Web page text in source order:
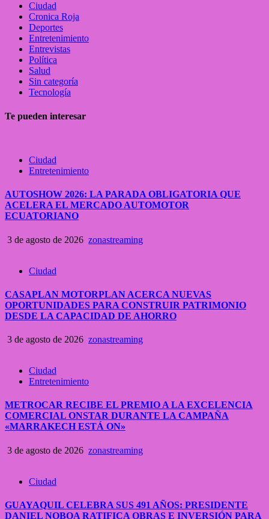
Ciudad
Cronica Roja
Deportes
Entretenimiento
Entrevistas
Política
Salud
Sin categoría
Tecnología
Te pueden interesar
Ciudad
Entretenimiento
AUTOSHOW 2026: LA PARADA OBLIGATORIA QUE
ACELERA EL MERCADO AUTOMOTOR
ECUATORIANO
3 de agosto de 2026 zonastreaming
Ciudad
CASAPLAN MOTORPLAN ACERCA NUEVAS
OPORTUNIDADES PARA CONSTRUIR PATRIMONIO
DESDE LA CAPACIDAD DE AHORRO
3 de agosto de 2026 zonastreaming
Ciudad
Entretenimiento
METROCAR RECIBE EL PREMIO A LA EXCELENCIA
COMERCIAL ONSTAR DURANTE LA CAMPAÑA
«MARRAKECH ESTÁ ON»
3 de agosto de 2026 zonastreaming
Ciudad
GUAYAQUIL CELEBRA SUS 491 AÑOS: PRESIDENTE
DANIEL NOBOA RATIFICA OBRAS E INVERSIÓN PARA